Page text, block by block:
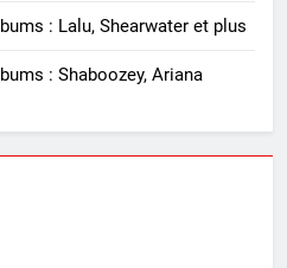
: Lalu, Shearwater et plus
: Shaboozey, Ariana